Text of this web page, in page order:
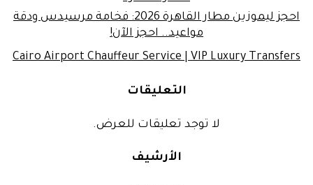
احجز ليموزين مطار القاهرة 2026: فخامة مرسيدس ودقة
مواعيد.. احجز الآن!
Cairo Airport Chauffeur Service | VIP Luxury Transfers
التعليقات
لا توجد تعليقات للعرض.
الأرشيف